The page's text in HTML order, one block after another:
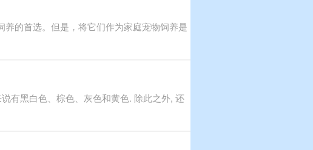
的首选。但是，将它们作为家庭宠物饲养是
有黑白色、棕色、灰色和黄色. 除此之外, 还